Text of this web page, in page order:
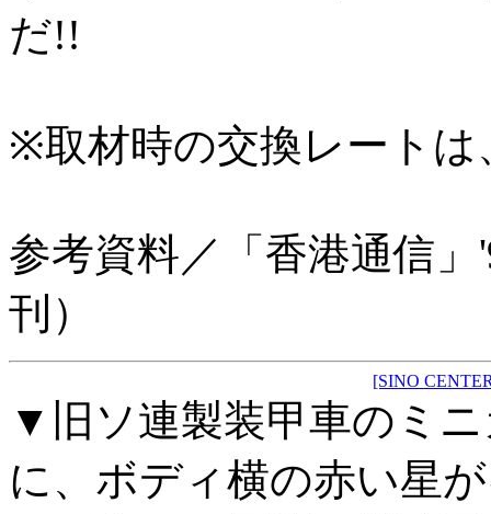
だ!!
※取材時の交換レート
参考資料／「香港通信
刊）
[SINO
▼旧ソ連製装甲車のミ
に、ボディ横の赤い星